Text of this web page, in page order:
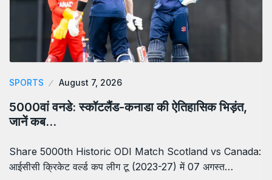
SPORTS August 7, 2026
5000वां वनडे: स्कॉटलैंड-कनाडा की ऐतिहासिक भिड़ंत,
जानें कब…
Share 5000th Historic ODI Match Scotland vs Canada:
आईसीसी क्रिकेट वर्ल्ड कप लीग टू (2023-27) में 07 अगस्त…